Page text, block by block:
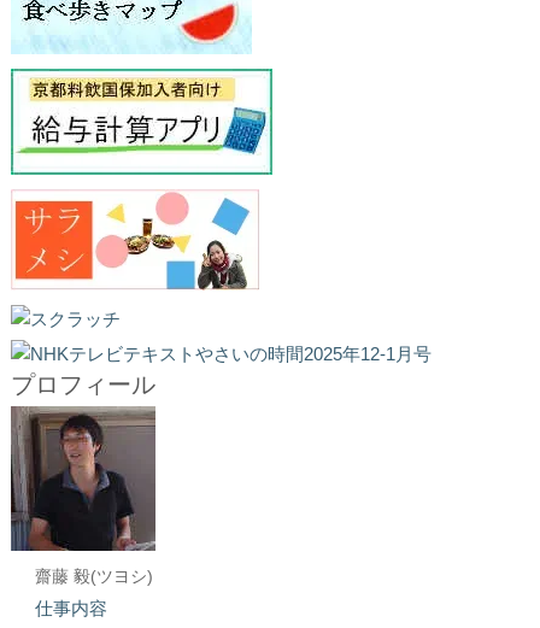
プロフィール
齋藤 毅(ツヨシ)
仕事内容